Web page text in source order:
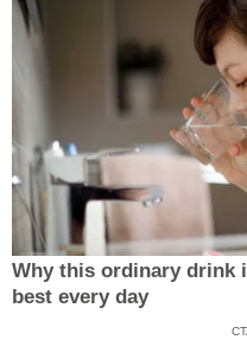
Why this ordinary drink
best every day